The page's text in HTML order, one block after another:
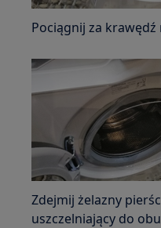
Pociągnij za krawędź
Zdejmij żelazny
uszczelniający do